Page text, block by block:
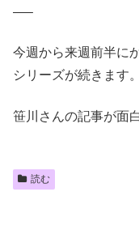
—–
今週から来週前半に
シリーズが続きます。
笹川さんの記事が面
読む